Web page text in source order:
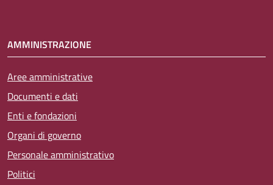
AMMINISTRAZIONE
Aree amministrative
Documenti e dati
Enti e fondazioni
Organi di governo
Personale amministrativo
Politici